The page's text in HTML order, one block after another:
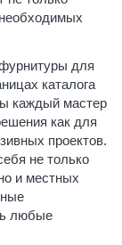
для
каталога
каждый мастер
как для
проектов.
не только
и местных
любые